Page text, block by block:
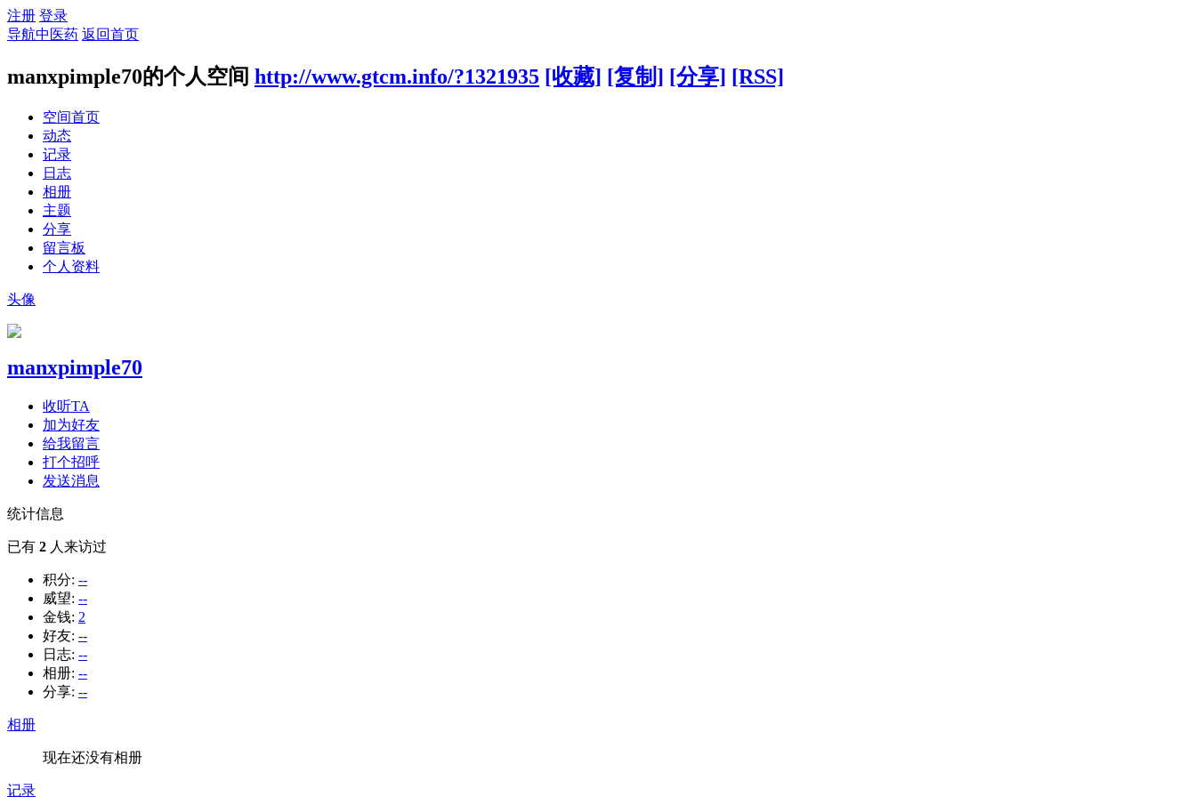
注册 登录
导航中医药 返回首页
manxpimple70的个人空间 http://www.gtcm.info/?1321935 [收藏] [复制] [分享] [RSS]
空间首页
动态
记录
日志
相册
主题
分享
留言板
个人资料
头像
manxpimple70
收听TA
加为好友
给我留言
打个招呼
发送消息
统计信息
已有 2 人来访过
积分: --
威望: --
金钱: 2
好友: --
日志: --
相册: --
分享: --
相册
现在还没有相册
记录